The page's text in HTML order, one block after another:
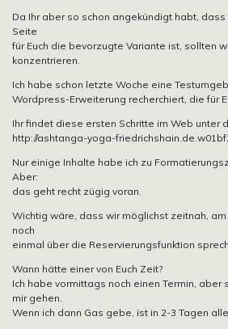
Da Ihr aber so schon angekündigt habt,
Seite
für Euch die bevorzugte Variante ist, sollten
konzentrieren.
Ich habe schon letzte Woche eine
Wordpress-Erweiterung recherchiert, die für
Ihr findet diese ersten Schritte im Web unter
http://ashtanga-yoga-
Nur einige Inhalte habe ich zu
Aber:
das geht recht zügig voran.
Wichtig wäre, dass wir möglichst zeitnah,
noch
einmal über die Reservierungsfunktion
Wann hätte einer von Euch Zeit?
Ich habe vormittags noch einen Termin, aber
mir gehen.
Wenn ich dann Gas gebe, ist in 2-3 Tagen